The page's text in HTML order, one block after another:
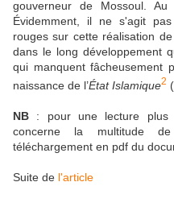
gouverneur de Mossoul. Au
Évidemment, il ne s'agit
rouges sur cette réalisation
dans le long développement
qui manquent fâcheusement
naissance de l’État Islamique2
NB : pour une lecture plus
concerne la multitude
téléchargement en pdf du
Suite de l'article